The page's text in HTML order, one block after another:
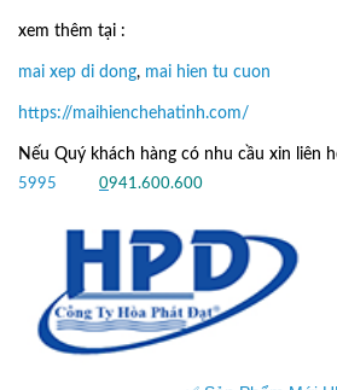
xem thêm tại :
mai xep di dong, mai hien tu cuon
https://maihienchehatinh.com/
Nếu Quý khách hàng có nhu cầu xin liên
5995
0941.600.600